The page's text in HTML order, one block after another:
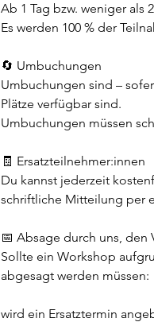
Ab 1 Tag bzw. weniger als
Es werden 100 % der
🔄 Umbuchungen
Umbuchungen sind –
Plätze verfügbar sind.
Umbuchungen müssen
🧾 Ersatzteilnehmer:innen
Du kannst jederzeit
schriftliche Mitteilung per
📅 Absage durch uns, den
Sollte ein Workshop
abgesagt werden müssen:
wird ein Ersatztermin